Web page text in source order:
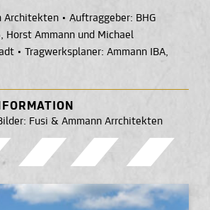
Architekten • Auftraggeber: BHG
Horst Ammann und Michael
• Tragwerksplaner: Ammann IBA,
Fusi & Ammann Arrchitekten